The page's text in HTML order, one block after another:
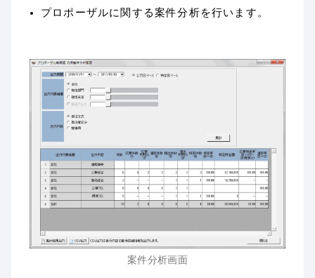
プロポーザルに関する案件分析を行います。
案件分析画面